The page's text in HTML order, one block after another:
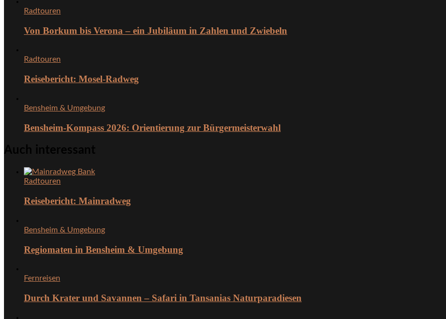
Radtouren
Von Borkum bis Verona – ein Jubiläum in Zahlen und Zwiebeln
Radtouren
Reisebericht: Mosel-Radweg
Bensheim & Umgebung
Bensheim-Kompass 2026: Orientierung zur Bürgermeisterwahl
Auch interessant
Radtouren
Reisebericht: Mainradweg
Bensheim & Umgebung
Regiomaten in Bensheim & Umgebung
Fernreisen
Durch Krater und Savannen – Safari in Tansanias Naturparadiesen